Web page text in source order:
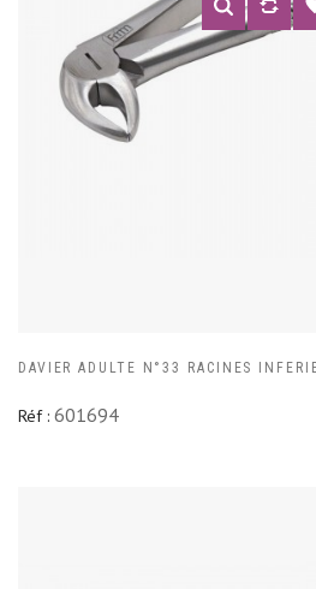
DAVIER ADULTE N°33 RACINES
Réf : 601694